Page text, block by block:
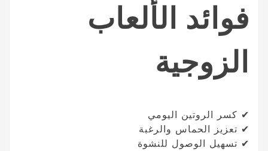
فوائد الألعاب
الزوجية
✔ كسر الروتين اليومي
✔ تعزيز الحماس والرغبة
✔ تسهيل الوصول للنشوة